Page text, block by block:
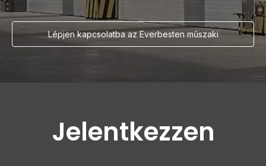
Lépjen kapcsolatba az Everbesten műszaki
Jelentkezzen